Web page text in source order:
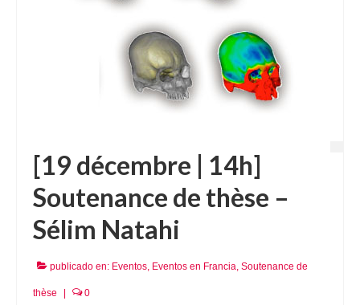
[19 décembre | 14h]
Soutenance de thèse –
Sélim Natahi
publicado en: Eventos, Eventos en Francia, Soutenance de
thèse 0